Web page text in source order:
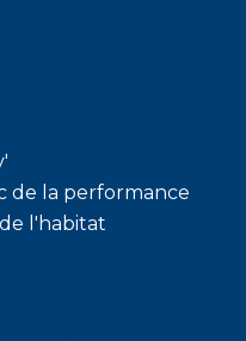
de la performance
l'habitat